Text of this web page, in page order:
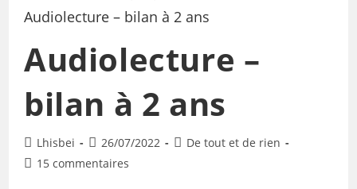
Audiolecture –
bilan à 2 ans
Lhisbei 26/07/2022
De tout et de rien
15 commentaires